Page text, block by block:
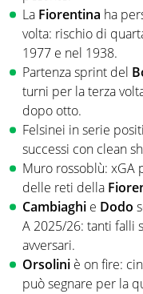
La Fiorentina ha
volta: rischio di
1977 e nel 1938.
Partenza sprint del
turni per la terza
dopo otto.
Felsinei in serie
successi con clean
Muro rossoblù: xGA
delle reti della
Cambiaghi e Dodo
A 2025/26: tanti falli
avversari.
Orsolini è on fire:
può segnare per la